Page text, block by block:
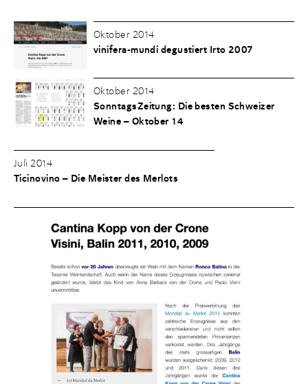
Oktober 2014
vinifera-mundi degustiert Irto 2007
Oktober 2014
SonntagsZeitung: Die besten Schweizer
Weine – Oktober 14
Juli 2014
Ticinovino – Die Meister des Merlots